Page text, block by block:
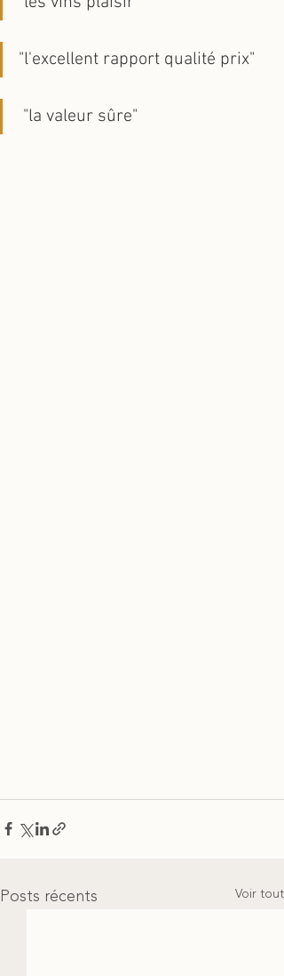
"l'excellent rapport qualité prix"
"la valeur sûre"
Posts récents Voir tout